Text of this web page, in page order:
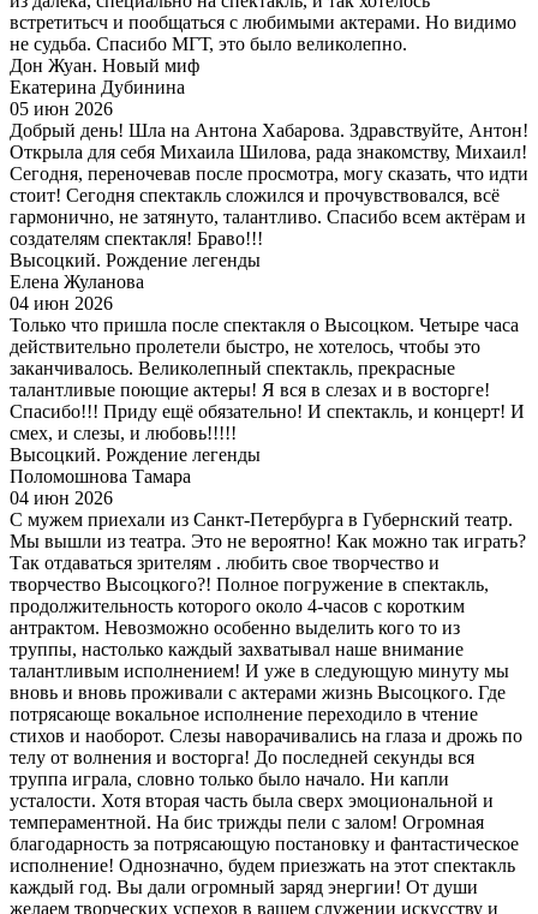
встретитьсч и пообщаться с любимыми актерами. Но видимо
не судьба. Спасибо МГТ, это было великолепно.
Дон Жуан. Новый миф
Екатерина Дубинина
05 июн 2026
Добрый день! Шла на Антона Хабарова. Здравствуйте, Антон!
Открыла для себя Михаила Шилова, рада знакомству, Михаил!
Сегодня, переночевав после просмотра, могу сказать, что идти
стоит! Сегодня спектакль сложился и прочувствовался, всё
гармонично, не затянуто, талантливо. Спасибо всем актёрам и
создателям спектакля! Браво!!!
Высоцкий. Рождение легенды
Елена Жуланова
04 июн 2026
Только что пришла после спектакля о Высоцком. Четыре часа
действительно пролетели быстро, не хотелось, чтобы это
заканчивалось. Великолепный спектакль, прекрасные
талантливые поющие актеры! Я вся в слезах и в восторге!
Спасибо!!! Приду ещё обязательно! И спектакль, и концерт! И
смех, и слезы, и любовь!!!!!
Высоцкий. Рождение легенды
Поломошнова Тамара
04 июн 2026
С мужем приехали из Санкт-Петербурга в Губернский театр.
Мы вышли из театра. Это не вероятно! Как можно так играть?
Так отдаваться зрителям . любить свое творчество и
творчество Высоцкого?! Полное погружение в спектакль,
продолжительность которого около 4-часов с коротким
антрактом. Невозможно особенно выделить кого то из
труппы, настолько каждый захватывал наше внимание
талантливым исполнением! И уже в следующую минуту мы
вновь и вновь проживали с актерами жизнь Высоцкого. Где
потрясающе вокальное исполнение переходило в чтение
стихов и наоборот. Слезы наворачивались на глаза и дрожь по
телу от волнения и восторга! До последней секунды вся
труппа играла, словно только было начало. Ни капли
усталости. Хотя вторая часть была сверх эмоциональной и
темпераментной. На бис трижды пели с залом! Огромная
благодарность за потрясающую постановку и фантастическое
исполнение! Однозначно, будем приезжать на этот спектакль
каждый год. Вы дали огромный заряд энергии! От души
желаем творческих успехов в вашем служении искусству и